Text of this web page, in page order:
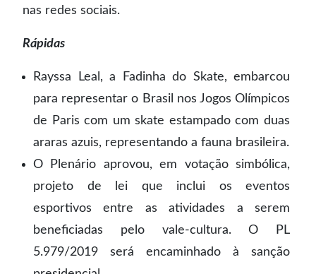
nas redes sociais.
Rápidas
Rayssa Leal, a Fadinha do Skate, embarcou
para representar o Brasil nos Jogos Olímpicos
de Paris com um skate estampado com duas
araras azuis, representando a fauna brasileira.
O Plenário aprovou, em votação simbólica,
projeto de lei que inclui os eventos
esportivos entre as atividades a serem
beneficiadas pelo vale-cultura. O PL
5.979/2019 será encaminhado à sanção